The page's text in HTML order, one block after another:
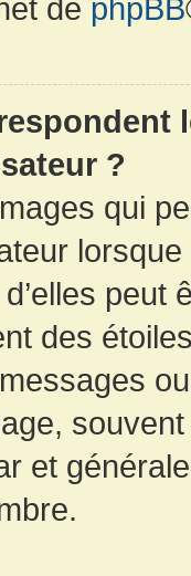
de phpBB
?
qui
d’elles
des
et